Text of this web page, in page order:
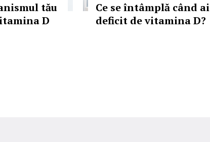
tău
D
Ce se întâmplă când ai
deficit de vitamina D?